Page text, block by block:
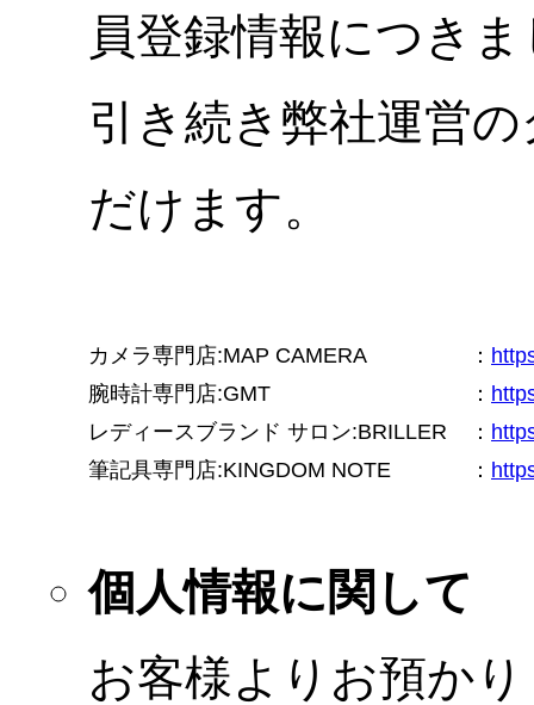
員登録情報につき
引き続き弊社運営
だけます。
カメラ専門店:MAP CAMERA ：
腕時計専門店:GMT
：
レディースブランド サロン:BRILLER
：
筆記具専門店:KINGDOM NOTE
：
個人情報に関して
お客様よりお預か